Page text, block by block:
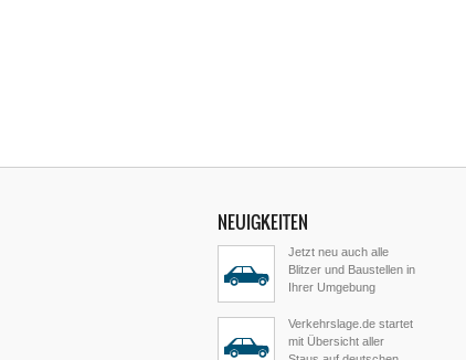
NEUIGKEITEN
Jetzt neu auch alle
Blitzer und Baustellen in
Ihrer Umgebung
Verkehrslage.de startet
mit Übersicht aller